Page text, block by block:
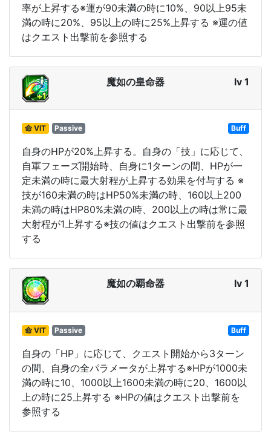
率が上昇する※運が90未満の時に10%、90以上95未
満の時に20%、95以上の時に25%上昇する ※運の値
はクエスト出撃前を参照する
魔如の皇命器 lv 1
命 VIT Passive Buff
自身のHPが20%上昇する。自身の「技」に応じて、
自軍フェーズ開始時、自身に1ターンの間、HPが一
定未満の時に最大射程が上昇する効果を付与する ※
技が160未満の時はHP50%未満の時、160以上200
未満の時はHP80%未満の時、200以上の時は常に最
大射程が1上昇する※技の値はクエスト出撃前を参照
する
魔如の覇命器 lv 1
命 VIT Passive Buff
自身の「HP」に応じて、クエスト開始から3ターン
の間、自身の全パラメータが上昇する※HPが1000未
満の時に10、1000以上1600未満の時に20、1600以
上の時に25上昇する ※HPの値はクエスト出撃前を
参照する